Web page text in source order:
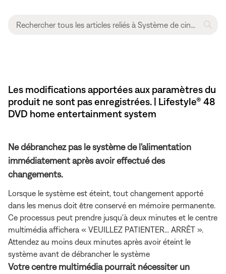
Les modifications apportées aux paramètres du
produit ne sont pas enregistrées. | Lifestyle® 48
DVD home entertainment system
Ne débranchez pas le système de l'alimentation
immédiatement après avoir effectué des
changements.
Lorsque le système est éteint, tout changement apporté
dans les menus doit être conservé en mémoire permanente.
Ce processus peut prendre jusqu'à deux minutes et le centre
multimédia affichera « VEUILLEZ PATIENTER... ARRÊT ».
Attendez au moins deux minutes après avoir éteint le
système avant de débrancher le système
Votre centre multimédia pourrait nécessiter un